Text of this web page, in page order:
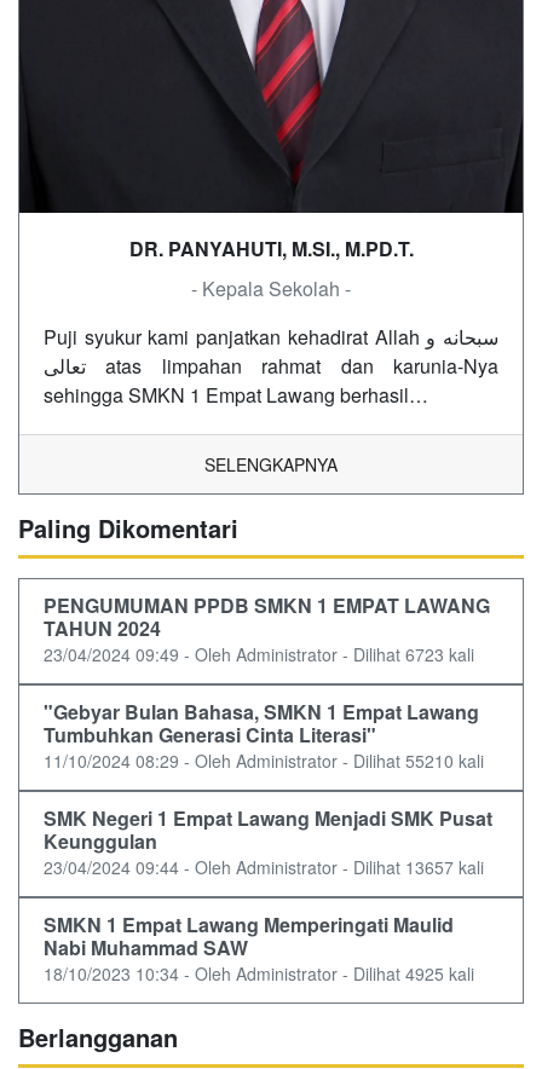
DR. PANYAHUTI, M.SI., M.PD.T.
- Kepala Sekolah -
Puji syukur kami panjatkan kehadirat Allah سبحانه و
تعالى atas limpahan rahmat dan karunia-Nya
sehingga SMKN 1 Empat Lawang berhasil…
SELENGKAPNYA
Paling Dikomentari
PENGUMUMAN PPDB SMKN 1 EMPAT LAWANG
TAHUN 2024
23/04/2024 09:49 - Oleh Administrator - Dilihat 6723 kali
"Gebyar Bulan Bahasa, SMKN 1 Empat Lawang
Tumbuhkan Generasi Cinta Literasi"
11/10/2024 08:29 - Oleh Administrator - Dilihat 55210 kali
SMK Negeri 1 Empat Lawang Menjadi SMK Pusat
Keunggulan
23/04/2024 09:44 - Oleh Administrator - Dilihat 13657 kali
SMKN 1 Empat Lawang Memperingati Maulid
Nabi Muhammad SAW
18/10/2023 10:34 - Oleh Administrator - Dilihat 4925 kali
Berlangganan